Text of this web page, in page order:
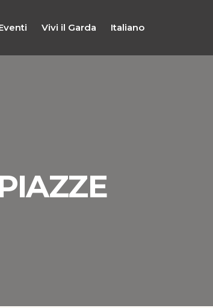
Vivi il Garda Italiano